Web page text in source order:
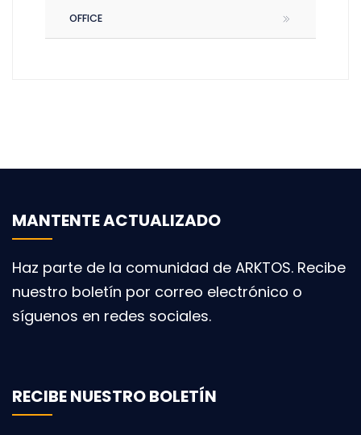
OFFICE
MANTENTE ACTUALIZADO
Haz parte de la comunidad de ARKTOS. Recibe
nuestro boletín por correo electrónico o
síguenos en redes sociales.
RECIBE NUESTRO BOLETÍN